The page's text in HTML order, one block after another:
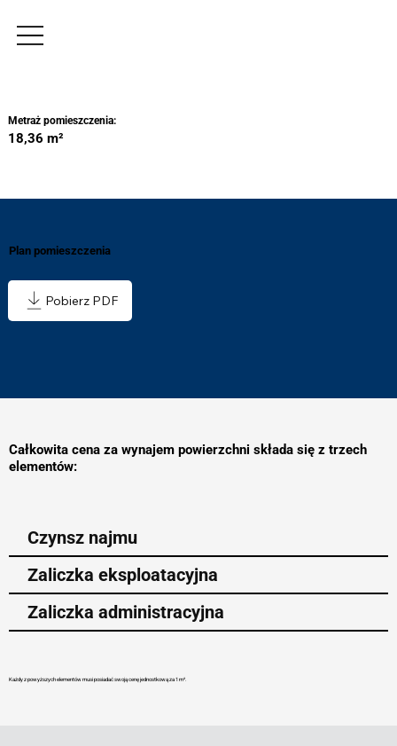
Metraż pomieszczenia:
18,36 m²
Plan pomieszczenia
Pobierz PDF
Całkowita cena za wynajem powierzchni składa się z trzech
elementów:
Czynsz najmu
Zaliczka eksploatacyjna
Zaliczka administracyjna
Każdy z powyższych elementów musi posiadać swoją cenę jednostkową za 1 m².